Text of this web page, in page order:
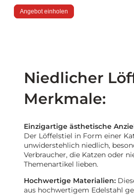
Angebot einholen
Niedlicher
Merkmale:
Einzigartige ästhetische
Der Löffelstiel in Form einer
unwiderstehlich niedlich,
Verbraucher, die Katzen oder
Themenartikel lieben.
Hochwertige Materialien:
aus hochwertigem Edelstahl